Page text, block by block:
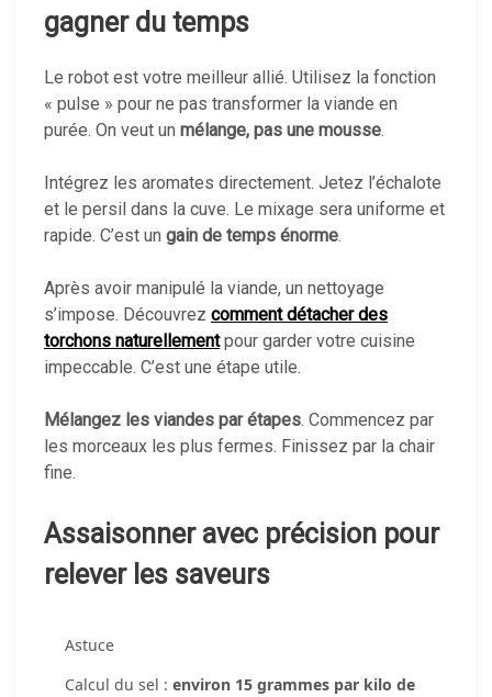
gagner du temps
Le robot est votre meilleur allié. Utilisez la fonction
« pulse » pour ne pas transformer la viande en
purée. On veut un mélange, pas une mousse.
Intégrez les aromates directement. Jetez l’échalote
et le persil dans la cuve. Le mixage sera uniforme et
rapide. C’est un gain de temps énorme.
Après avoir manipulé la viande, un nettoyage
s’impose. Découvrez comment détacher des
torchons naturellementpour garder votre cuisine
impeccable. C’est une étape utile.
Mélangez les viandes par étapes. Commencez par
les morceaux les plus fermes. Finissez par la chair
fine.
Assaisonner avec précision pour
relever les saveurs
Astuce
Calcul du sel : environ 15 grammes par kilo de